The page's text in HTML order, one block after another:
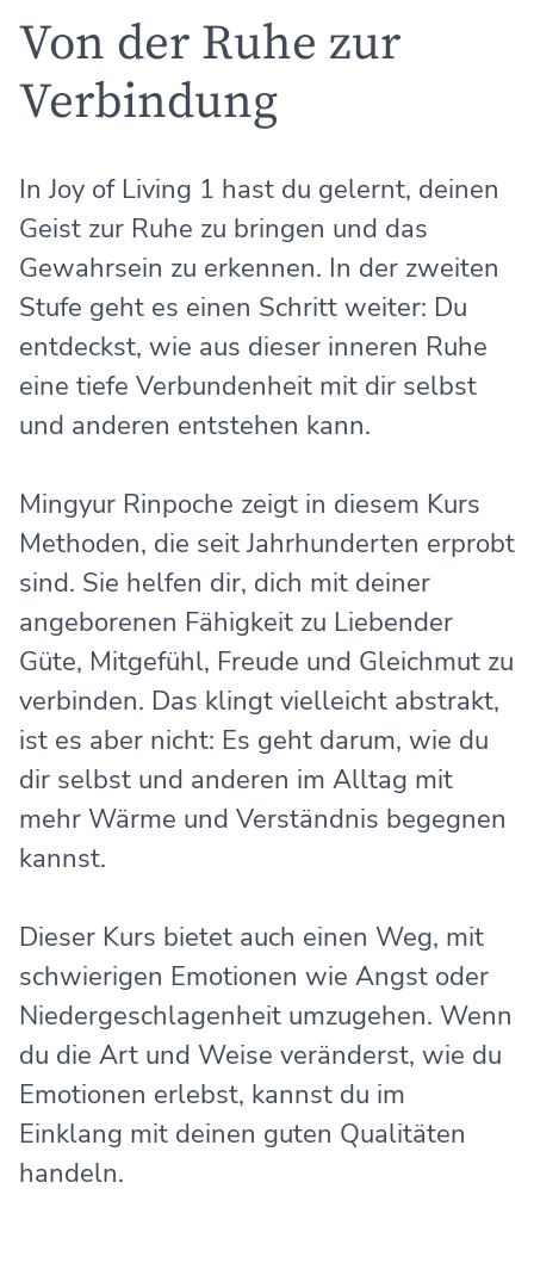
Von der Ruhe zur
Verbindung
In Joy of Living 1 hast du gelernt, deinen
Geist zur Ruhe zu bringen und das
Gewahrsein zu erkennen. In der zweiten
Stufe geht es einen Schritt weiter: Du
entdeckst, wie aus dieser inneren Ruhe
eine tiefe Verbundenheit mit dir selbst
und anderen entstehen kann.
Mingyur Rinpoche zeigt in diesem Kurs
Methoden, die seit Jahrhunderten erprobt
sind. Sie helfen dir, dich mit deiner
angeborenen Fähigkeit zu Liebender
Güte, Mitgefühl, Freude und Gleichmut zu
verbinden. Das klingt vielleicht abstrakt,
ist es aber nicht: Es geht darum, wie du
dir selbst und anderen im Alltag mit
mehr Wärme und Verständnis begegnen
kannst.
Dieser Kurs bietet auch einen Weg, mit
schwierigen Emotionen wie Angst oder
Niedergeschlagenheit umzugehen. Wenn
du die Art und Weise veränderst, wie du
Emotionen erlebst, kannst du im
Einklang mit deinen guten Qualitäten
handeln.